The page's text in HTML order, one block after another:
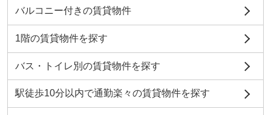
バルコニー付きの賃貸物件
1階の賃貸物件を探す
バス・トイレ別の賃貸物件を探す
駅徒歩10分以内で通勤楽々の賃貸物件を探す